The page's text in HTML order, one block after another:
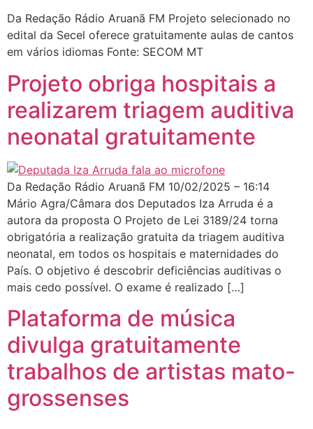
Da Redação Rádio Aruanã FM Projeto selecionado no
edital da Secel oferece gratuitamente aulas de cantos
em vários idiomas Fonte: SECOM MT
Projeto obriga hospitais a
realizarem triagem auditiva
neonatal gratuitamente
Da Redação Rádio Aruanã FM 10/02/2025 – 16:14
Mário Agra/Câmara dos Deputados Iza Arruda é a
autora da proposta O Projeto de Lei 3189/24 torna
obrigatória a realização gratuita da triagem auditiva
neonatal, em todos os hospitais e maternidades do
País. O objetivo é descobrir deficiências auditivas o
mais cedo possível. O exame é realizado […]
Plataforma de música
divulga gratuitamente
trabalhos de artistas mato-
grossenses